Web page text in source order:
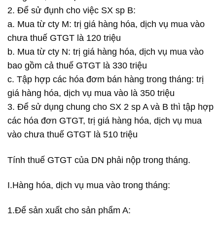
2. Để sử đụnh cho việc SX sp B:
a. Mua từ cty M: trị giá hàng hóa, dịch vụ mua vào
chưa thuế GTGT là 120 triệu
b. Mua từ cty N: trị giá hàng hóa, dịch vụ mua vào
bao gồm cả thuế GTGT là 330 triệu
c. Tập hợp các hóa đơm bán hàng trong tháng: trị
giá hàng hóa, dịch vụ mua vào là 350 triệu
3. Để sử dụng chung cho SX 2 sp A và B thì tập hợp
các hóa đơn GTGT, trị giá hàng hóa, dịch vụ mua
vào chưa thuế GTGT là 510 triệu
Tính thuế GTGT của DN phải nộp trong tháng.
I.Hàng hóa, dịch vụ mua vào trong tháng:
1.Để sản xuất cho sản phẩm A: